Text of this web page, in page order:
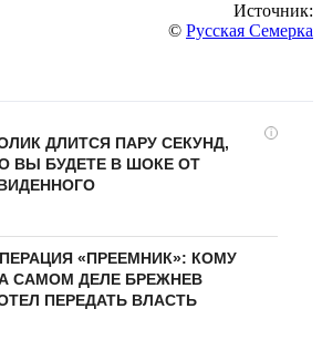
Источник:
© Русская Семерка
i
ДЛИТСЯ ПАРУ СЕКУНД,
ВЫ БУДЕТЕ В ШОКЕ ОТ
«ПРЕЕМНИК»: КОМУ
САМОМ ДЕЛЕ БРЕЖНЕВ
ПЕРЕДАТЬ ВЛАСТЬ